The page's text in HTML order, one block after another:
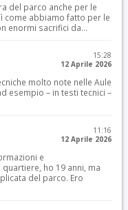
del parco anche per le
come abbiamo fatto per le
enormi sacrifici da...
15:28
12 Aprile 2026
molto note nelle Aule
esempio – in testi tecnici –
11:16
12 Aprile 2026
e
ho 19 anni, ma
del parco. Ero